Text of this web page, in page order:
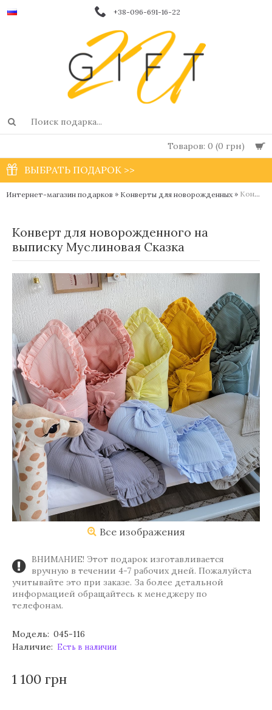
+38-096-691-16-22
Товаров: 0 (0 грн)
ВЫБРАТЬ ПОДАРОК >>
Интернет-магазин подарков » Конверты для новорожденных » Конверт для новорожденного на выписку Муслиновая Сказка
Конверт для новорожденного на
выписку Муслиновая Сказка
Все изображения
ВНИМАНИЕ! Этот подарок изготавливается
вручную в течении 4-7 рабочих дней. Пожалуйста
учитывайте это при заказе. За более детальной
информацией обращайтесь к менеджеру по
телефонам.
Модель: 045-116
Наличие: Есть в наличии
1 100 грн